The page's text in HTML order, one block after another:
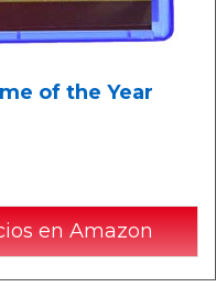
of the Year
en Amazon